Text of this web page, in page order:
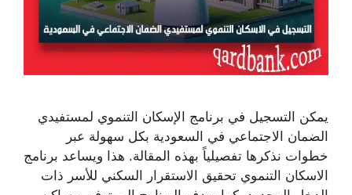
يمكن التسجيل في برنامج الإسكان التنموي لمستفيدي
الضمان الاجتماعي في السعودية بكل سهولة عبر
خطوات نذكرها تفصيلياً بهذه المقالة. هذا ويساعد برنامج
الاسكان التنموي تحقيق الاستقرار السكني للأسر ذات